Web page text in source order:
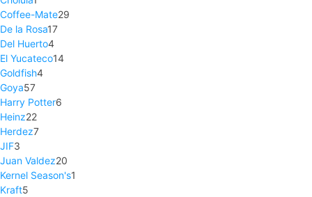
Coffee-Mate29
De la Rosa17
Del Huerto4
El Yucateco14
Goldfish4
Goya57
Harry Potter6
Heinz22
Herdez7
JIF3
Juan Valdez20
Kernel Season's1
Kraft5